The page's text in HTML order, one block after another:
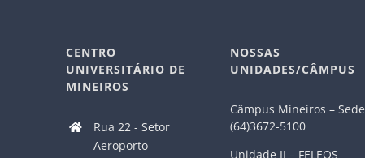
CENTRO
UNIVERSITÁRIO DE
MINEIROS
Rua 22 - Setor
Aeroporto
NOSSAS
UNIDADES/CÂMPUS
Câmpus Mineiros – Sede
(64)3672-5100
Unidade II – FELEOS